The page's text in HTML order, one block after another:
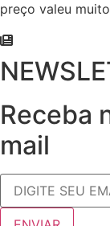
preço valeu
Receba
mail